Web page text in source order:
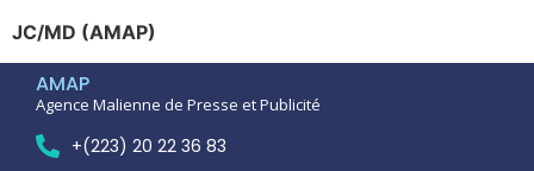
JC/MD (AMAP)
AMAP
Agence Malienne de Presse et Publicité
+(223) 20 22 36 83